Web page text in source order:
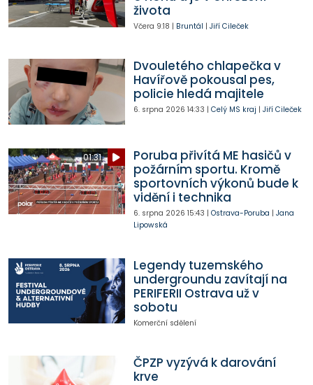
života
Včera 9:18 | Bruntál | Jiří Cileček
Dvouletého chlapečka v
Havířově pokousal pes,
policie hledá majitele
6. srpna 2026 14:33 | Celý MS kraj | Jiří Cileček
01:31
Poruba přivítá ME hasičů v
požárním sportu. Kromě
sportovních výkonů bude k
vidění i technika
6. srpna 2026 15:43 | Ostrava-Poruba | Jana
Lipowská
Legendy tuzemského
undergroundu zavítají na
PERIFERII Ostrava už v
sobotu
Komerční sdělení
ČPZP vyzývá k darování
krve